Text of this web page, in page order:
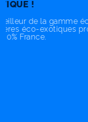
Une grande partie
de titres de
reproduction est